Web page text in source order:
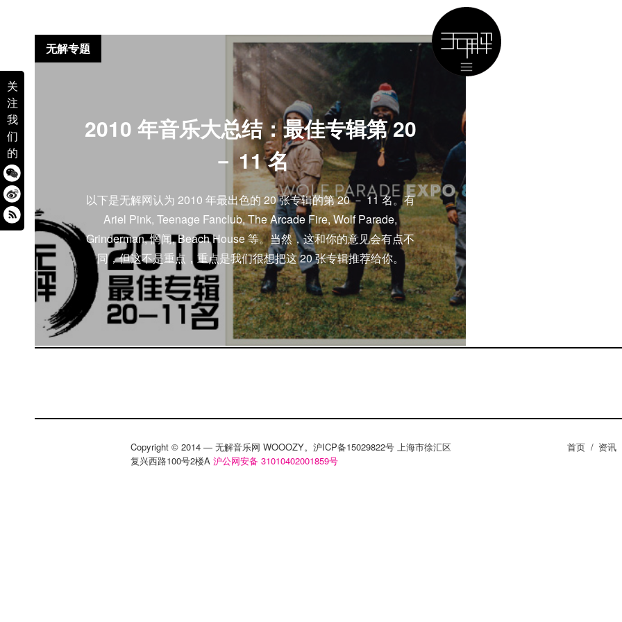
关
注
我
们
的
2010 年音乐大总结：最佳专辑第 20
－ 11 名
以下是无解网认为 2010 年最出色的 20 张专辑的第 20 － 11 名。有
Ariel Pink, Teenage Fanclub, The Arcade Fire, Wolf Parade,
Grinderman, 惘闻, Beach House 等。当然，这和你的意见会有点不
同，但这不是重点，重点是我们很想把这 20 张专辑推荐给你。
无解专题
Copyright © 2014 — 无解音乐网 WOOOZY。沪ICP备15029822号 上海市徐汇区
复兴西路100号2楼A 沪公网安备 31010402001859号
首页 / 资讯